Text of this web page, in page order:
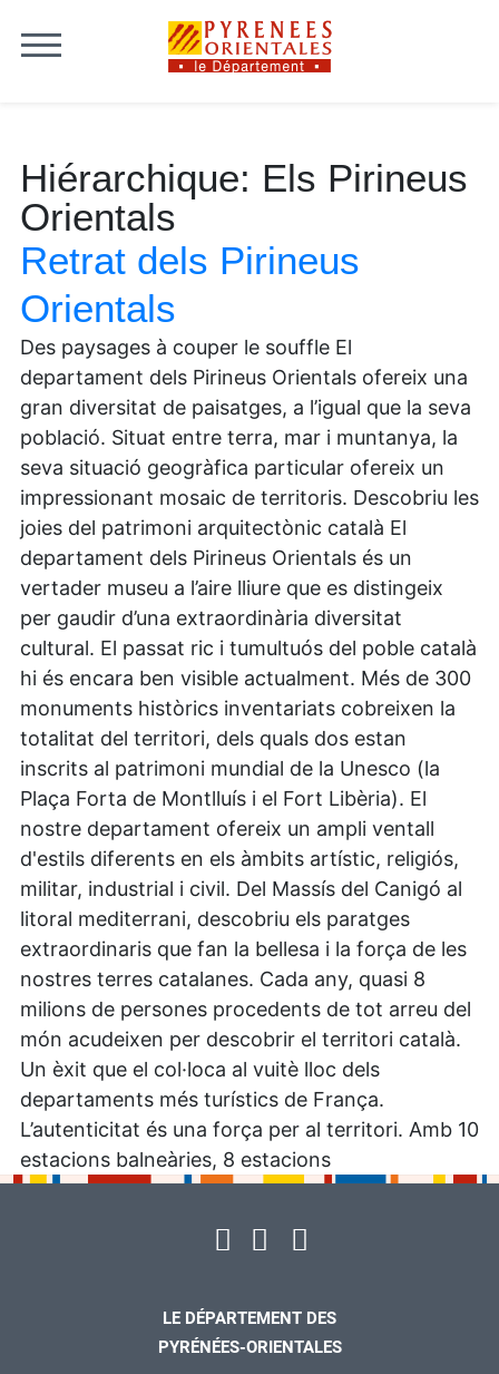
Hiérarchique: Els Pirineus
Orientals
Retrat dels Pirineus
Orientals
Des paysages à couper le souffle El
departament dels Pirineus Orientals ofereix una
gran diversitat de paisatges, a l’igual que la seva
població. Situat entre terra, mar i muntanya, la
seva situació geogràfica particular ofereix un
impressionant mosaic de territoris. Descobriu les
joies del patrimoni arquitectònic català El
departament dels Pirineus Orientals és un
vertader museu a l’aire lliure que es distingeix
per gaudir d’una extraordinària diversitat
cultural. El passat ric i tumultuós del poble català
hi és encara ben visible actualment. Més de 300
monuments històrics inventariats cobreixen la
totalitat del territori, dels quals dos estan
inscrits al patrimoni mundial de la Unesco (la
Plaça Forta de Montlluís i el Fort Libèria). El
nostre departament ofereix un ampli ventall
d'estils diferents en els àmbits artístic, religiós,
militar, industrial i civil. Del Massís del Canigó al
litoral mediterrani, descobriu els paratges
extraordinaris que fan la bellesa i la força de les
nostres terres catalanes. Cada any, quasi 8
milions de persones procedents de tot arreu del
món acudeixen per descobrir el territori català.
Un èxit que el col·loca al vuitè lloc dels
departaments més turístics de França.
L’autenticitat és una força per al territori. Amb 10
estacions balneàries, 8 estacions
LE DÉPARTEMENT DES
PYRÉNÉES-ORIENTALES